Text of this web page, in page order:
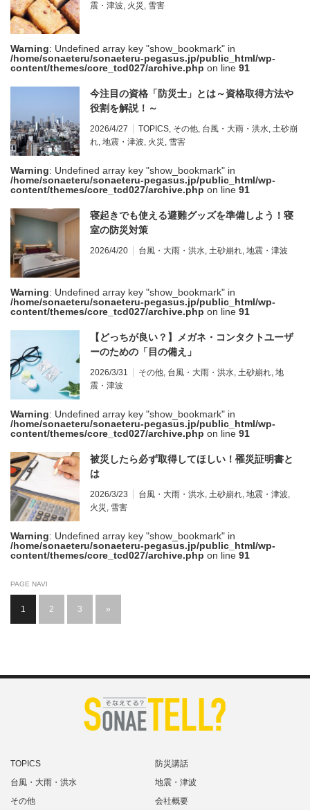
震・津波, 火災 , 雪害
Warning: Undefined array key "show_bookmark" in
/home/sonaeteru/sonaeteru-pegasus.jp/public_html/wp-
content/themes/core_tcd027/archive.php on line 91
今注目の資格「防災士」とは～資格取得方法や
役割を解説！～
2026/4/27 TOPICS, その他, 台風・大雨・洪水, 土砂崩
れ, 地震・津波, 火災 , 雪害
Warning: Undefined array key "show_bookmark" in
/home/sonaeteru/sonaeteru-pegasus.jp/public_html/wp-
content/themes/core_tcd027/archive.php on line 91
寝起きでも使える避難グッズを準備しよう！寝
室の防災対策
2026/4/20 台風・大雨・洪水, 土砂崩れ, 地震・津波
Warning: Undefined array key "show_bookmark" in
/home/sonaeteru/sonaeteru-pegasus.jp/public_html/wp-
content/themes/core_tcd027/archive.php on line 91
【どっちが良い？】メガネ・コンタクトユーザ
ーのための「目の備え」
2026/3/31 その他, 台風・大雨・洪水, 土砂崩れ, 地
震・津波
Warning: Undefined array key "show_bookmark" in
/home/sonaeteru/sonaeteru-pegasus.jp/public_html/wp-
content/themes/core_tcd027/archive.php on line 91
被災したら必ず取得してほしい！罹災証明書と
は
2026/3/23 台風・大雨・洪水, 土砂崩れ, 地震・津波,
火災 , 雪害
Warning: Undefined array key "show_bookmark" in
/home/sonaeteru/sonaeteru-pegasus.jp/public_html/wp-
content/themes/core_tcd027/archive.php on line 91
PAGE NAVI
1 2 3 »
TOPICS
防災講話
台風・大雨・洪水
地震・津波
その他
会社概要